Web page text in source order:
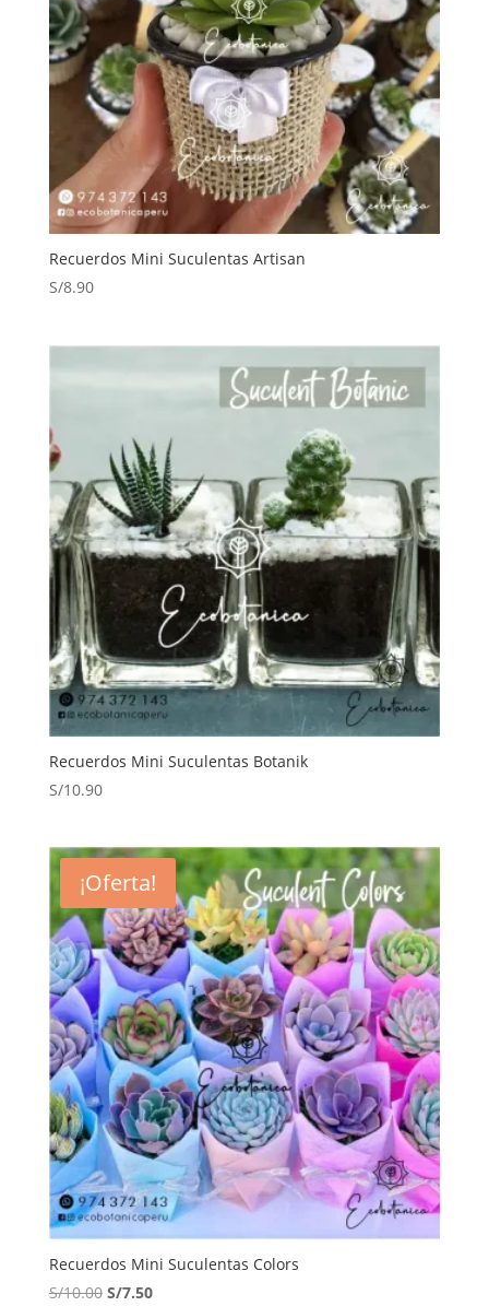
Recuerdos Mini Suculentas Artisan
S/8.90
Recuerdos Mini Suculentas Botanik
S/10.90
¡Oferta!
Recuerdos Mini Suculentas Colors
S/10.00 El
S/7.50El